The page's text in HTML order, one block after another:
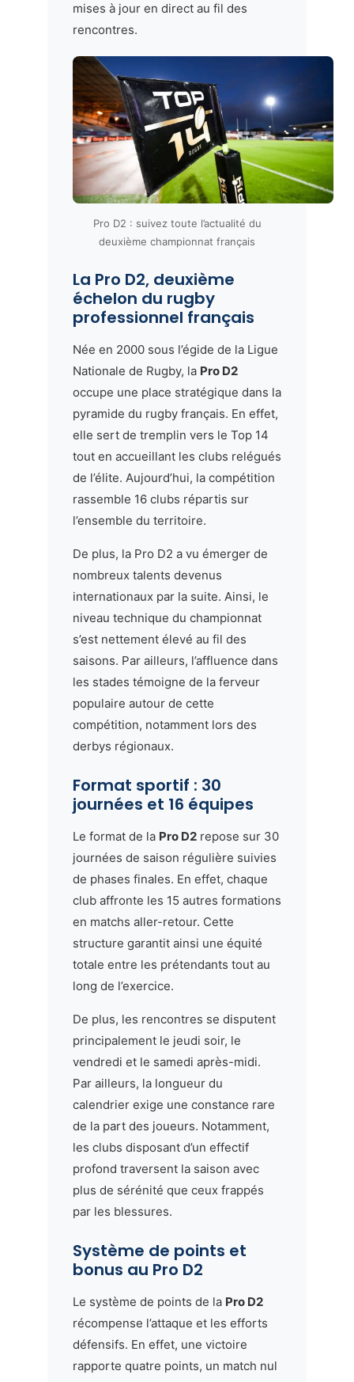
mises à jour en direct au fil des
rencontres.
Pro D2 : suivez toute l’actualité du
deuxième championnat français
La Pro D2, deuxième
échelon du rugby
professionnel français
Née en 2000 sous l’égide de la Ligue
Nationale de Rugby, la Pro D2
occupe une place stratégique dans la
pyramide du rugby français. En effet,
elle sert de tremplin vers le Top 14
tout en accueillant les clubs relégués
de l’élite. Aujourd’hui, la compétition
rassemble 16 clubs répartis sur
l’ensemble du territoire.
De plus, la Pro D2 a vu émerger de
nombreux talents devenus
internationaux par la suite. Ainsi, le
niveau technique du championnat
s’est nettement élevé au fil des
saisons. Par ailleurs, l’affluence dans
les stades témoigne de la ferveur
populaire autour de cette
compétition, notamment lors des
derbys régionaux.
Format sportif : 30
journées et 16 équipes
Le format de la Pro D2repose sur 30
journées de saison régulière suivies
de phases finales. En effet, chaque
club affronte les 15 autres formations
en matchs aller-retour. Cette
structure garantit ainsi une équité
totale entre les prétendants tout au
long de l’exercice.
De plus, les rencontres se disputent
principalement le jeudi soir, le
vendredi et le samedi après-midi.
Par ailleurs, la longueur du
calendrier exige une constance rare
de la part des joueurs. Notamment,
les clubs disposant d’un effectif
profond traversent la saison avec
plus de sérénité que ceux frappés
par les blessures.
Système de points et
bonus au Pro D2
Le système de points de la Pro D2
récompense l’attaque et les efforts
défensifs. En effet, une victoire
rapporte quatre points, un match nul